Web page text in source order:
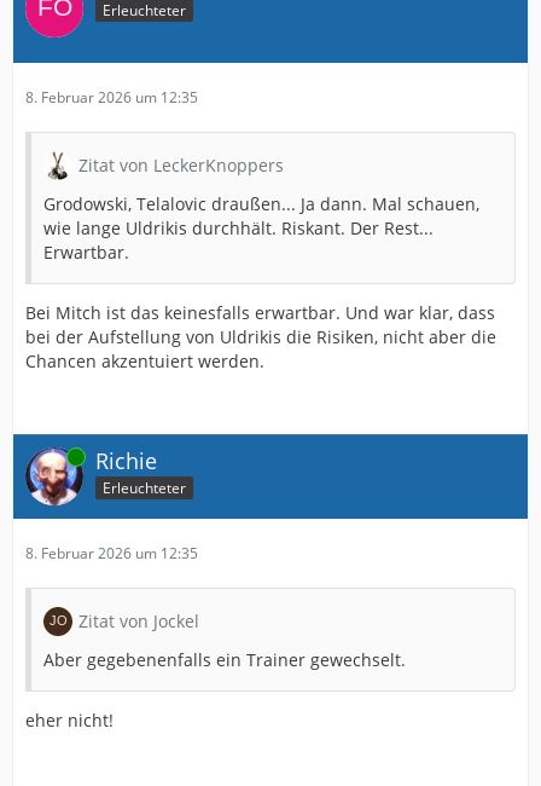
Erleuchteter
8. Februar 2026 um 12:35
Zitat von LeckerKnoppers
Grodowski, Telalovic draußen... Ja dann. Mal schauen,
wie lange Uldrikis durchhält. Riskant. Der Rest...
Erwartbar.
Bei Mitch ist das keinesfalls erwartbar. Und war klar, dass
bei der Aufstellung von Uldrikis die Risiken, nicht aber die
Chancen akzentuiert werden.
Online Richie
Erleuchteter
8. Februar 2026 um 12:35
Zitat von Jockel
Aber gegebenenfalls ein Trainer gewechselt.
eher nicht!